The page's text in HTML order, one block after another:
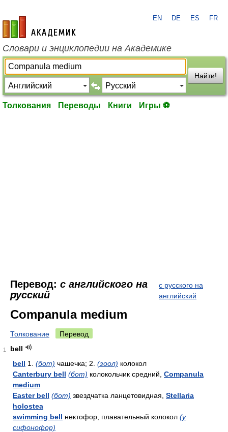
academic.ru
EN DE ES FR
Словари и энциклопедии на Академике
Найти!
Толкования Переводы Книги Игры ⚽
Перевод: с английского на
русский
с русского на
английский
Companula medium
Толкование Перевод
1
bell
bell 1. (бот) чашечка; 2. (зоол) колокол
Canterbury bell (бот) колокольчик средний, Companula
medium
Easter bell (бот) звездчатка ланцетовидная, Stellaria
holostea
swimming bell нектофор, плавательный колокол (у
сифонофор)